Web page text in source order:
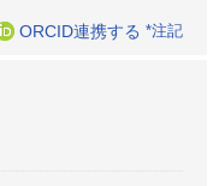
ORCID連携する *注記